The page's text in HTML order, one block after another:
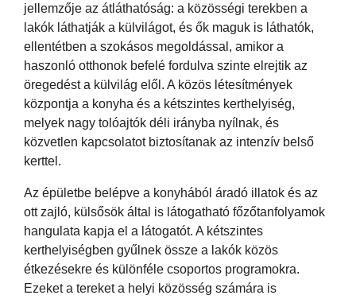
jellemzője az átláthatóság: a közösségi terekben a
lakók láthatják a külvilágot, és ők maguk is láthatók,
ellentétben a szokásos megoldással, amikor a
haszonló otthonok befelé fordulva szinte elrejtik az
öregedést a külvilág elől. A közös létesítmények
központja a konyha és a kétszintes kerthelyiség,
melyek nagy tolóajtók déli irányba nyílnak, és
közvetlen kapcsolatot biztosítanak az intenzív belső
kerttel.
Az épületbe belépve a konyhából áradó illatok és az
ott zajló, külsősök által is látogatható főzőtanfolyamok
hangulata kapja el a látogatót. A kétszintes
kerthelyiségben gyűlnek össze a lakók közös
étkezésekre és különféle csoportos programokra.
Ezeket a tereket a helyi közösség számára is